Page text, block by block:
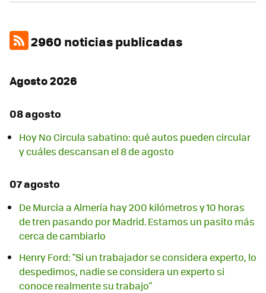
2960 noticias publicadas
Agosto 2026
08 agosto
Hoy No Circula sabatino: qué autos pueden circular
y cuáles descansan el 8 de agosto
07 agosto
De Murcia a Almería hay 200 kilómetros y 10 horas
de tren pasando por Madrid. Estamos un pasito más
cerca de cambiarlo
Henry Ford: "Si un trabajador se considera experto, lo
despedimos, nadie se considera un experto si
conoce realmente su trabajo"